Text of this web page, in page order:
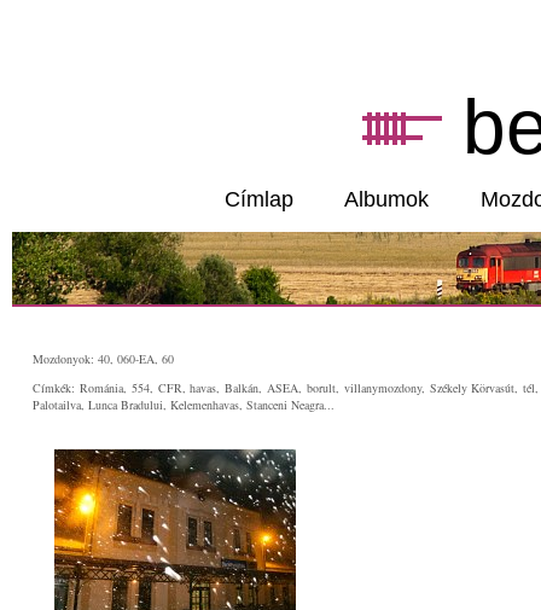
Címlap Albumok
Mozdonyok: 40, 060-EA, 60
Címkék: Románia, 554, CFR, havas, Balkán, ASEA, borult, villanymozdony, Székely Körvasút,
Palotailva, Lunca Bradului, Kelemenhavas, Stanceni Neagra...